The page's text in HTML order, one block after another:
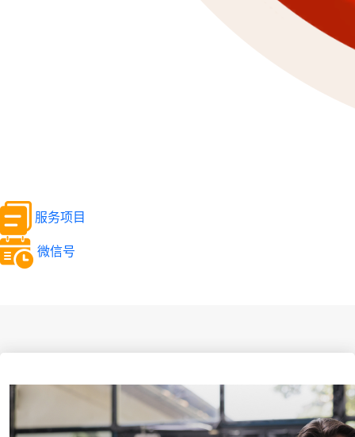
服务项目
微信号